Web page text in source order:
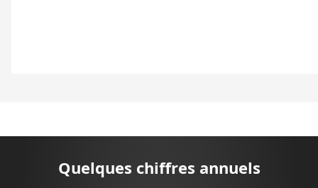
Quelques chiffres annuels